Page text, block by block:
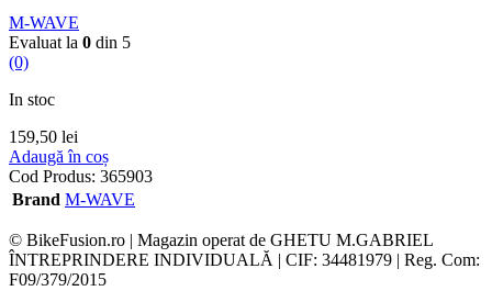
M-WAVE
Evaluat la 0 din 5
(0)
In stoc
159,50 lei
Adaugă în coș
Cod Produs: 365903
Brand M-WAVE
© BikeFusion.ro | Magazin operat de GHETU M.GABRIEL
ÎNTREPRINDERE INDIVIDUALĂ | CIF: 34481979 | Reg. Com:
F09/379/2015